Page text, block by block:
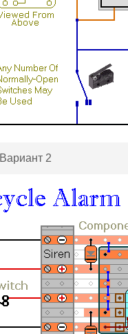
Вариант 2